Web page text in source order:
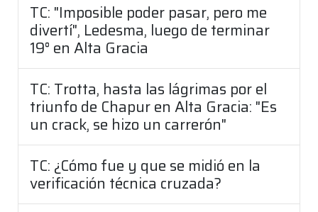
TC: "Imposible poder pasar, pero me
divertí", Ledesma, luego de terminar
19° en Alta Gracia
TC: Trotta, hasta las lágrimas por el
triunfo de Chapur en Alta Gracia: "Es
un crack, se hizo un carrerón"
TC: ¿Cómo fue y que se midió en la
verificación técnica cruzada?